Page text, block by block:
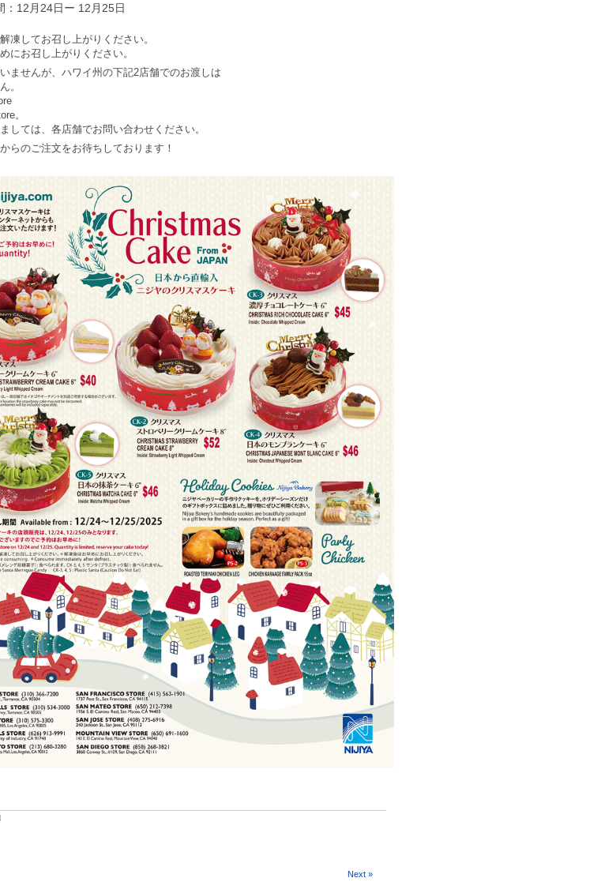
：12月24日ー 12月25日
凍してお召し上がりください。
にお召し上がりください。
ませんが、ハワイ州の下記2店舗でのお渡しは
。
。
しては、各店舗でお問い合わせください。
らのご注文をお待ちしております！
Next »